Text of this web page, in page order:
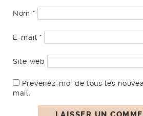
Nom *
E-mail *
Site web
Prévenez-moi de tous les
mail.